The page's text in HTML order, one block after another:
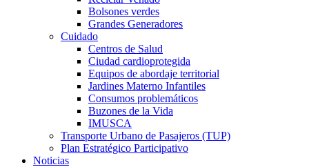
Bolsones verdes
Grandes Generadores
Cuidado
Centros de Salud
Ciudad cardioprotegida
Equipos de abordaje territorial
Jardines Materno Infantiles
Consumos problemáticos
Buzones de la Vida
IMUSCA
Transporte Urbano de Pasajeros (TUP)
Plan Estratégico Participativo
Noticias